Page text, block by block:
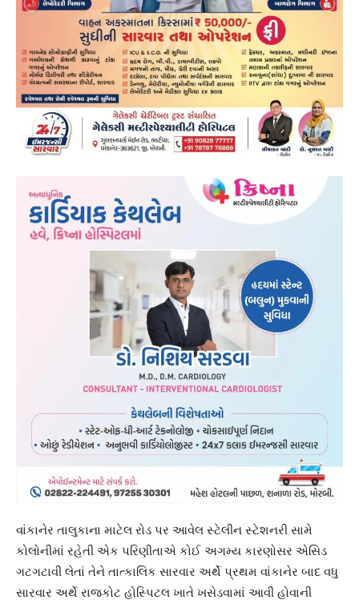
વાંકાનેર તાલુકાના માટેલ રોડ પર આવેલ સ્ટેલીન સ્ટેશનરી સામે
કોલોનીમાં રહેતી એક પરિણીતાએ કોઈ અગમ્ય કારણોસર એસિડ
ગટગટાવી લેતાં તેને તાત્કાલિક સારવાર અર્થે પ્રથમ વાંકાનેર બાદ વધુ
સારવાર અર્થે રાજકોટ હોસ્પિટલ ખાતે ખસેડવામાં આવી હોવાની